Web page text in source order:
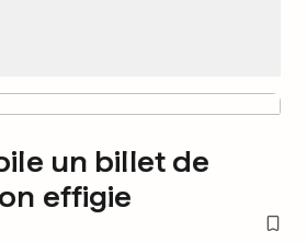
un billet de
effigie